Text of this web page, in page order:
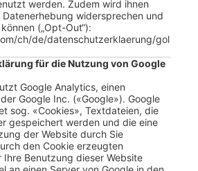
werden. Zudem wird ihnen
widersprechen und
(„Opt-Out“):
ch/de/datenschutzerklaerung/gol
für die Nutzung von Google
Google Analytics, einen
Google Inc. («Google»). Google
sog. «Cookies», Textdateien, die
gespeichert werden und die eine
der Website durch Sie
den Cookie erzeugten
Ihre Benutzung dieser Website